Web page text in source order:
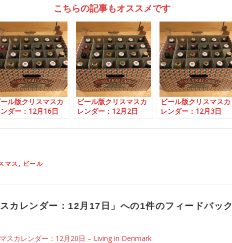
こちらの記事もオススメです
ル版クリスマスカ
ダー：12月16日
ビール版クリスマスカ
レンダー：12月2日
ビール版クリスマスカ
レンダー：12月3日
マス , ビール
カレンダー：12月17日 」への1件のフィードバック
スカレンダー：12月20日 – Living in Denmark